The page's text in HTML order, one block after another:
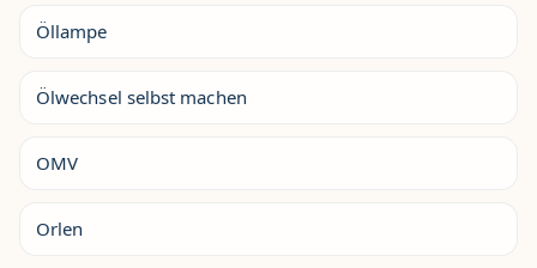
Öllampe
Ölwechsel selbst machen
OMV
Orlen